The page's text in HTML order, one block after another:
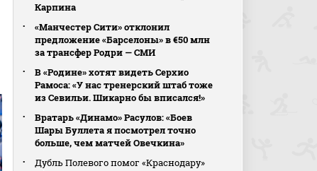
Карпина
«Манчестер Сити» отклонил
предложение «Барселоны» в €50 млн
за трансфер Родри — СМИ
В «Родине» хотят видеть Серхио
Рамоса: «У нас тренерский штаб тоже
из Севильи. Шикарно бы вписался!»
Вратарь «Динамо» Расулов: «Боев
Шары Буллета я посмотрел точно
больше, чем матчей Овечкина»
Дубль Полевого помог «Краснодару»